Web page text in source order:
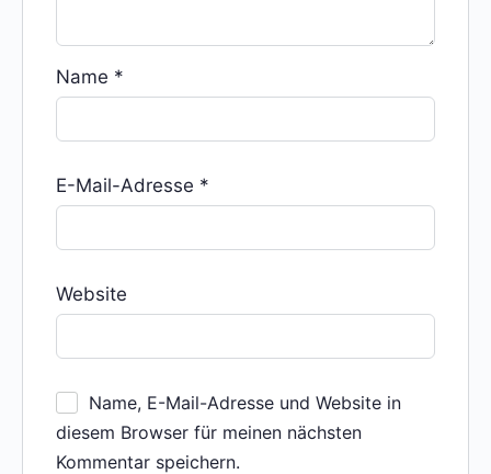
Name *
E-Mail-Adresse *
Website
Name, E-Mail-Adresse und Website in
diesem Browser für meinen nächsten
Kommentar speichern.